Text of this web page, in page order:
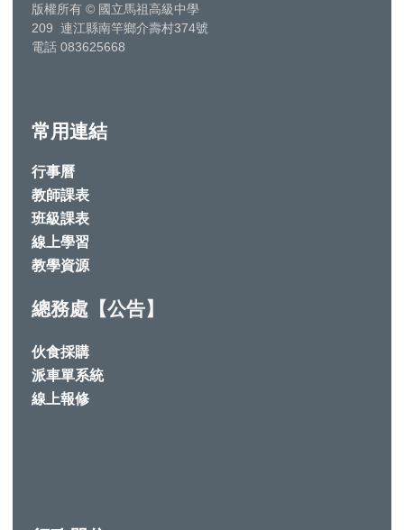
版權所有 © 國立馬祖高級中學
209 連江縣南竿鄉介壽村374號
電話 083625668
常用連結
行事曆
教師課表
班級課表
線上學習
教學資源
總務處【公告】
伙食採購
派車單系統
線上報修